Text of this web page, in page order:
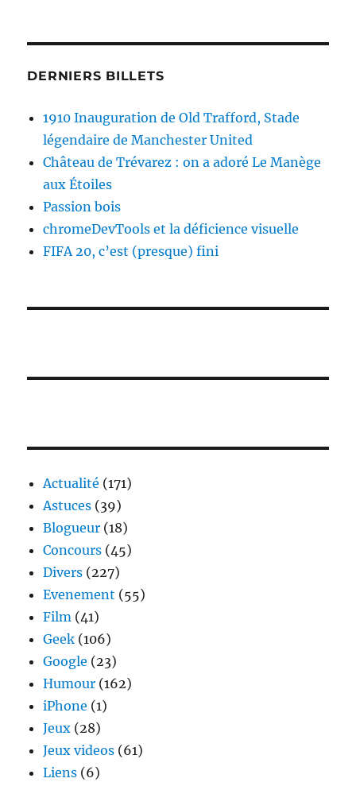
DERNIERS BILLETS
1910 Inauguration de Old Trafford, Stade
légendaire de Manchester United
Château de Trévarez : on a adoré Le Manège
aux Étoiles
Passion bois
chromeDevTools et la déficience visuelle
FIFA 20, c’est (presque) fini
Actualité (171)
Astuces (39)
Blogueur (18)
Concours (45)
Divers (227)
Evenement (55)
Film (41)
Geek (106)
Google (23)
Humour (162)
iPhone (1)
Jeux (28)
Jeux videos (61)
Liens (6)